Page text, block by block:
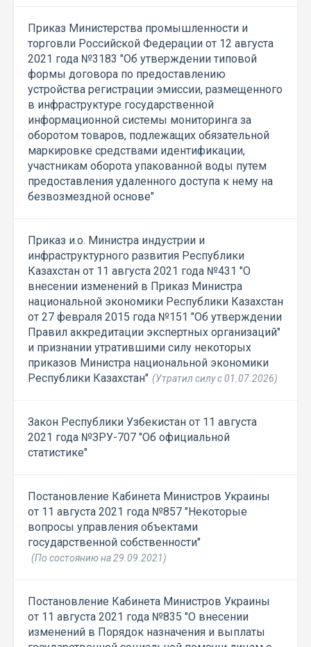
Приказ Министерства промышленности и
торговли Российской Федерации от 12 августа
2021 года №3183 "Об утверждении типовой
формы договора по предоставлению
устройства регистрации эмиссии, размещенного
в инфраструктуре государственной
информационной системы мониторинга за
оборотом товаров, подлежащих обязательной
маркировке средствами идентификации,
участникам оборота упакованной воды путем
предоставления удаленного доступа к нему на
безвозмездной основе"
Приказ и.о. Министра индустрии и
инфраструктурного развития Республики
Казахстан от 11 августа 2021 года №431 "О
внесении изменений в Приказ Министра
национальной экономики Республики Казахстан
от 27 февраля 2015 года №151 "Об утверждении
Правил аккредитации экспертных организаций"
и признании утратившими силу некоторых
приказов Министра национальной экономики
Республики Казахстан" (Утратил силу с 01.07.2026)
Закон Республики Узбекистан от 11 августа
2021 года №ЗРУ-707 "Об официальной
статистике"
Постановление Кабинета Министров Украины
от 11 августа 2021 года №857 "Некоторые
вопросы управления объектами
государственной собственности"
(По состоянию на 29.09.2021)
Постановление Кабинета Министров Украины
от 11 августа 2021 года №835 "О внесении
изменений в Порядок назначения и выплаты